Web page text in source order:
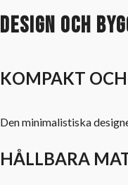
Design och
KOMPAKT
Den minimalistiska
HÅLLBARA